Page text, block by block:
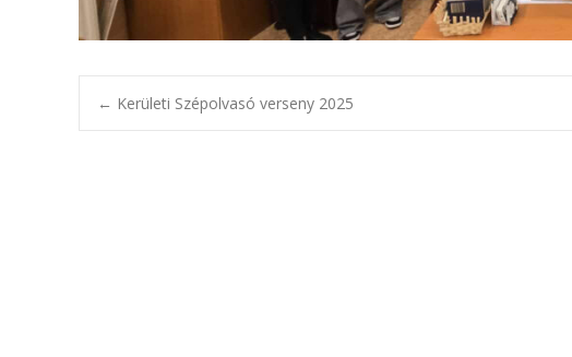
Bejegyzésnavigáció
← Kerületi Szépolvasó verseny 2025